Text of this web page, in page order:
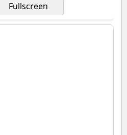
Fullscreen